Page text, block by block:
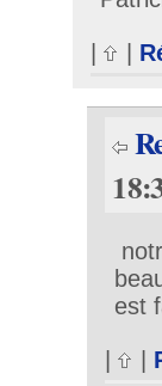
est
| |